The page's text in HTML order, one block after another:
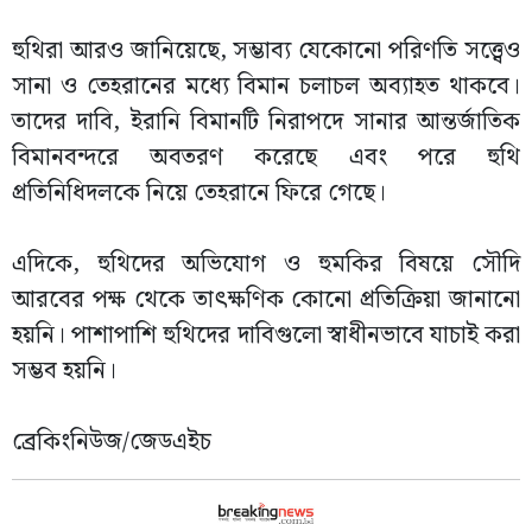
হুথিরা আরও জানিয়েছে, সম্ভাব্য যেকোনো পরিণতি সত্ত্বেও
সানা ও তেহরানের মধ্যে বিমান চলাচল অব্যাহত থাকবে।
তাদের দাবি, ইরানি বিমানটি নিরাপদে সানার আন্তর্জাতিক
বিমানবন্দরে অবতরণ করেছে এবং পরে হুথি
প্রতিনিধিদলকে নিয়ে তেহরানে ফিরে গেছে।
এদিকে, হুথিদের অভিযোগ ও হুমকির বিষয়ে সৌদি
আরবের পক্ষ থেকে তাৎক্ষণিক কোনো প্রতিক্রিয়া জানানো
হয়নি। পাশাপাশি হুথিদের দাবিগুলো স্বাধীনভাবে যাচাই করা
সম্ভব হয়নি।
ব্রেকিংনিউজ/জেডএইচ